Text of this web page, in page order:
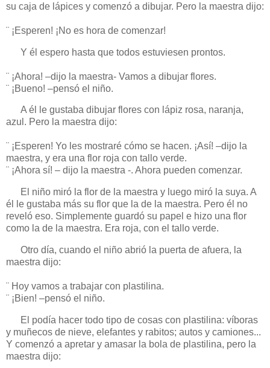
su caja de lápices y comenzó a dibujar. Pero la maestra dijo:
¨ ¡Esperen! ¡No es hora de comenzar!
Y él espero hasta que todos estuviesen prontos.
¨ ¡Ahora! –dijo la maestra- Vamos a dibujar flores.
¨ ¡Bueno! –pensó el niño.
A él le gustaba dibujar flores con lápiz rosa, naranja,
azul. Pero la maestra dijo:
¨ ¡Esperen! Yo les mostraré cómo se hacen. ¡Así! –dijo la
maestra, y era una flor roja con tallo verde.
¨ ¡Ahora sí! – dijo la maestra -. Ahora pueden comenzar.
El niño miró la flor de la maestra y luego miró la suya. A
él le gustaba más su flor que la de la maestra. Pero él no
reveló eso. Simplemente guardó su papel e hizo una flor
como la de la maestra. Era roja, con el tallo verde.
Otro día, cuando el niño abrió la puerta de afuera, la
maestra dijo:
¨ Hoy vamos a trabajar con plastilina.
¨ ¡Bien! –pensó el niño.
El podía hacer todo tipo de cosas con plastilina: víboras
y muñecos de nieve, elefantes y rabitos; autos y camiones...
Y comenzó a apretar y amasar la bola de plastilina, pero la
maestra dijo: